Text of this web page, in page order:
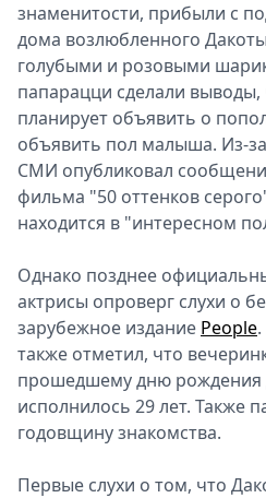
знаменитости, прибыли с
дома возлюбленного
голубыми и розовыми
папарацци сделали
планирует объявить о
объявить пол малыша. Из-
СМИ опубликовал
фильма "50 оттенков
находится в "интересном
Однако позднее
актрисы опроверг слухи о
зарубежное издание People
также отметил, что
прошедшему дню рождения
исполнилось 29 лет. Также
годовщину знакомства.
Первые слухи о том, что